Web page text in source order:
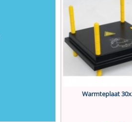
Warmteplaat